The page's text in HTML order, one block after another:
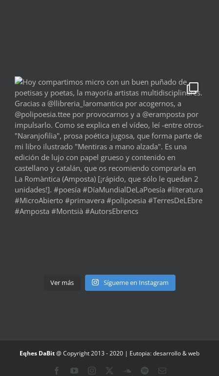
Ver más Sígueme en Instagram
Eqhes DaBit@ Copyright 2013 - 2020 | Eutopia: desarrollo & web
FacebookYouTubeInstagram SoundCloud
SpotifyCorreo